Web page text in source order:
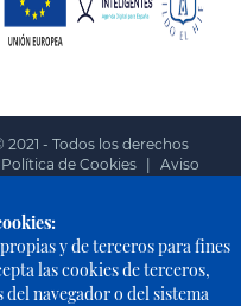
y de terceros para fines
las cookies de terceros,
navegador o del sistema
- Todos los derechos
Política de Cookies
Aviso